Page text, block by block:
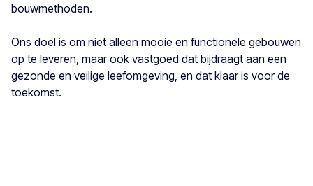
bouwmethoden.
Ons doel is om niet alleen mooie en functionele gebouwen
op te leveren, maar ook vastgoed dat bijdraagt aan een
gezonde en veilige leefomgeving, en dat klaar is voor de
toekomst.